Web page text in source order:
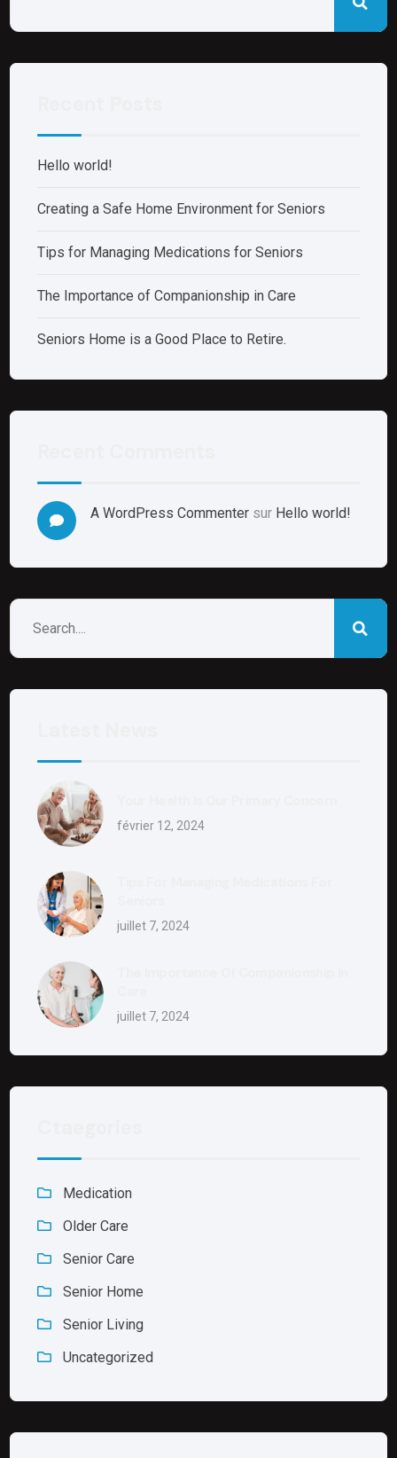
Hello world!
Creating a Safe Home Environment for Seniors
Tips for Managing Medications for Seniors
The Importance of Companionship in Care
Seniors Home is a Good Place to Retire.
A WordPress Commenter sur Hello world!
février 12, 2024
juillet 7, 2024
juillet 7, 2024
Medication
Older Care
Senior Care
Senior Home
Senior Living
Uncategorized